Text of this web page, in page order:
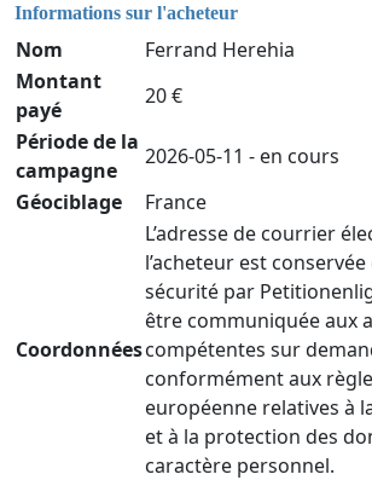
Informations sur l'acheteur
Nom
Ferrand Herehia
Montant
payé
20 €
Période de la
campagne
2026-05-11 - en cours
Géociblage
France
Coordonnées
L’adresse de courrier
l’acheteur est
sécurité par
être communiquée aux
compétentes sur
conformément aux
européenne relatives à
et à la protection des
caractère personnel.